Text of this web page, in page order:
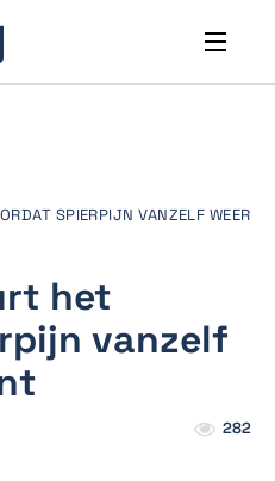
SPIERPIJN VANZELF WEER
het
vanzelf
282